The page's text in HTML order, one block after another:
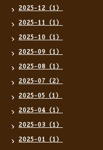
2025-12（1）
2025-11（1）
2025-10（1）
2025-09（1）
2025-08（1）
2025-07（2）
2025-05（1）
2025-04（1）
2025-03（1）
2025-01（1）